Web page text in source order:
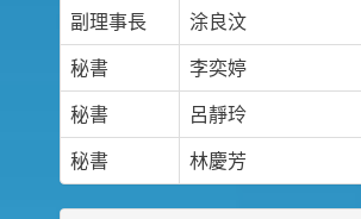
副理事長
涂良汶
秘書
李奕婷
秘書
呂靜玲
秘書
林慶芳